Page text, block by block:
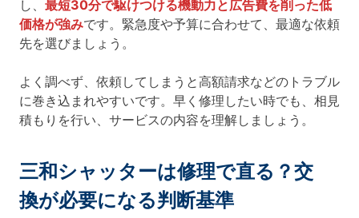
し、 最短30分で駆けつける機動力と広告費を削った低
価格が強みです。緊急度や予算に合わせて、最適な依頼
先を選びましょう。
よく調べず、依頼してしまうと高額請求などのトラブル
に巻き込まれやすいです。早く修理したい時でも、相見
積もりを行い、サービスの内容を理解しましょう。
三和シャッターは修理で直る？交
換が必要になる判断基準